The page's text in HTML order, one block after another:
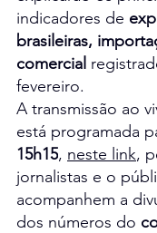
indicadores de
brasileiras,
comercial
fevereiro.
A transmissão ao
está programada
15h15, neste link,
jornalistas e o
acompanhem a
dos números do